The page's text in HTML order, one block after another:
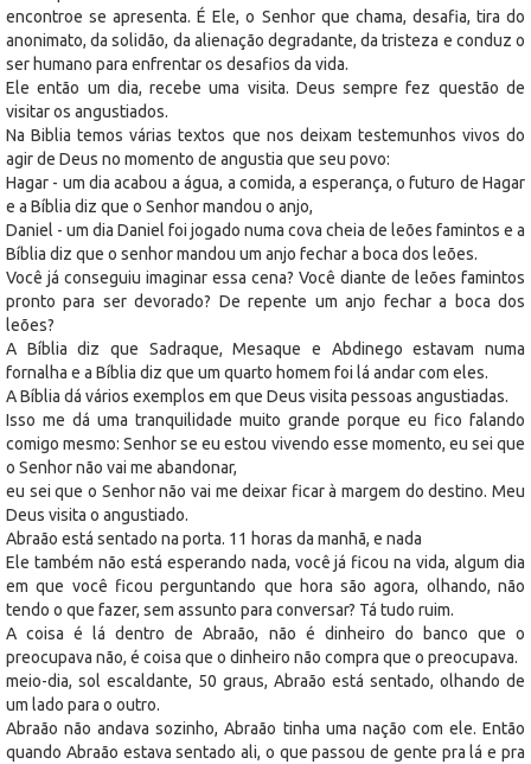
encontroe se apresenta. É Ele, o Senhor que chama, desafia, tira do
anonimato, da solidão, da alienação degradante, da tristeza e conduz o
ser humano para enfrentar os desafios da vida.
Ele então um dia, recebe uma visita. Deus sempre fez questão de
visitar os angustiados.
Na Biblia temos várias textos que nos deixam testemunhos vivos do
agir de Deus no momento de angustia que seu povo:
Hagar - um dia acabou a água, a comida, a esperança, o futuro de Hagar
e a Bíblia diz que o Senhor mandou o anjo,
Daniel - um dia Daniel foi jogado numa cova cheia de leões famintos e a
Bíblia diz que o senhor mandou um anjo fechar a boca dos leões.
Você já conseguiu imaginar essa cena? Você diante de leões famintos
pronto para ser devorado? De repente um anjo fechar a boca dos
leões?
A Bíblia diz que Sadraque, Mesaque e Abdinego estavam numa
fornalha e a Bíblia diz que um quarto homem foi lá andar com eles.
A Bíblia dá vários exemplos em que Deus visita pessoas angustiadas.
Isso me dá uma tranquilidade muito grande porque eu fico falando
comigo mesmo: Senhor se eu estou vivendo esse momento, eu sei que
o Senhor não vai me abandonar,
eu sei que o Senhor não vai me deixar ficar à margem do destino. Meu
Deus visita o angustiado.
Abraão está sentado na porta. 11 horas da manhã, e nada
Ele também não está esperando nada, você já ficou na vida, algum dia
em que você ficou perguntando que hora são agora, olhando, não
tendo o que fazer, sem assunto para conversar? Tá tudo ruim.
A coisa é lá dentro de Abraão, não é dinheiro do banco que o
preocupava não, é coisa que o dinheiro não compra que o preocupava.
meio-dia, sol escaldante, 50 graus, Abraão está sentado, olhando de
um lado para o outro.
Abraão não andava sozinho, Abraão tinha uma nação com ele. Então
quando Abraão estava sentado ali, o que passou de gente pra lá e pra